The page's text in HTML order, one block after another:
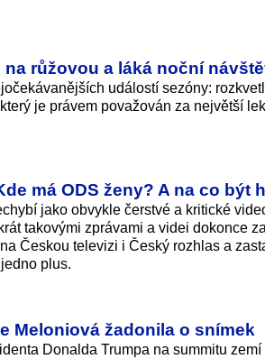
růžovou a láká noční
událostí sezóny:
je právem považován za největší
má ODS ženy? A na co být
jako obvykle čerstvé a kritické
takovými zprávami a videi dokonce
Českou televizi i Český rozhlas a
plus.
Meloniová žadonila o snímek
Donalda Trumpa na summitu zemí